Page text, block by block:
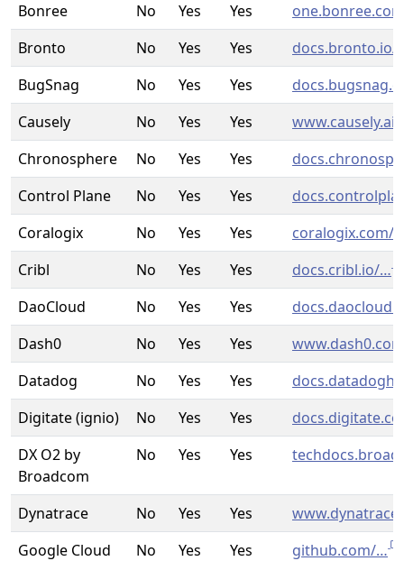
Bonree
No Yes Yes
Bronto
No Yes Yes
docs.bronto.io/
BugSnag
No Yes Yes
Causely
No Yes Yes
Chronosphere
No Yes Yes
Control Plane
No Yes Yes
Coralogix
No Yes Yes
coralogix.com/
Cribl
No Yes Yes
docs.cribl.io/…
DaoCloud
No Yes Yes
Dash0
No Yes Yes
Datadog
No Yes Yes
Digitate (ignio)
No Yes Yes
DX O2 by
Broadcom
No Yes Yes
Dynatrace No Yes Yes
Google Cloud
No Yes Yes github.com/…